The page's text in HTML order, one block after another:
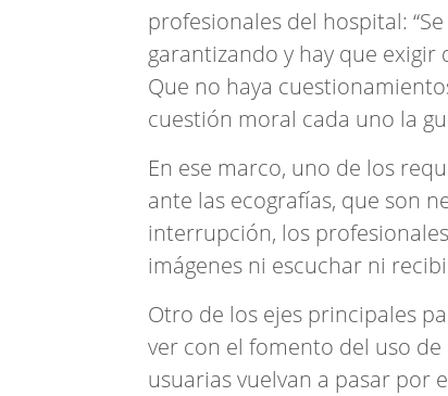
profesionales del hospital:
garantizando y hay que
Que no haya
cuestión moral cada uno la
En ese marco, uno de los
ante las ecografías, que son
interrupción, los
imágenes ni escuchar ni
Otro de los ejes principales
ver con el fomento del uso
usuarias vuelvan a pasar por